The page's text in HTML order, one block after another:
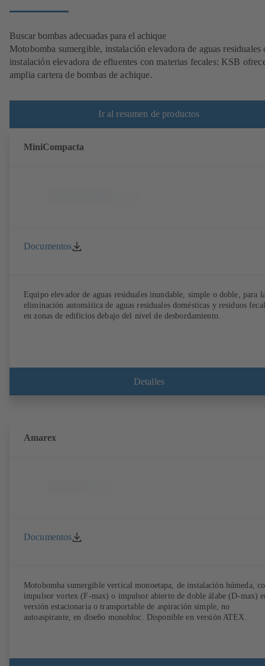
Buscar bombas adecuadas para el achique
Motobomba sumergible, instalación elevadora de aguas residuales
instalación elevadora de efluentes con materias fecales: KSB
amplia cartera de bombas de achique.
Ir al resumen de productos
MiniCompacta
Documentos
Equipo elevador de aguas residuales inundable, simple o doble, para
eliminación automática de aguas residuales domésticas y residuos
en zonas de edificios debajo del nivel de desbordamiento.
Detalles
Amarex
Documentos
Motobomba sumergible vertical monoetapa, de instalación húmeda,
impulsor vortex (F-max) o impulsor abierto de doble álabe (D-max)
versión estacionaria o transportable de aspiración simple, no
autoaspirante, en diseño monobloc. Disponible en versión ATEX.